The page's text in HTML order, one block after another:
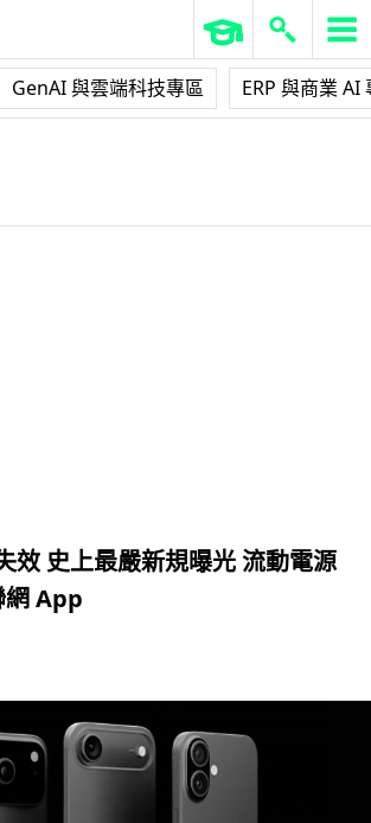
GenAI 與雲端科技專區 ERP 與商業 AI
效 史上最嚴新規曝光 流動電源
網 App